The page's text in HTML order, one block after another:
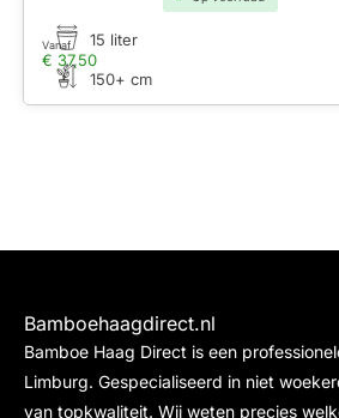
€ 37,50
Vanaf 15 liter
150+ cm
Bamboehaagdirect.nl
Bamboe Haag Direct is een
Limburg. Gespecialiseerd in niet
van topkwaliteit. Wij weten precies